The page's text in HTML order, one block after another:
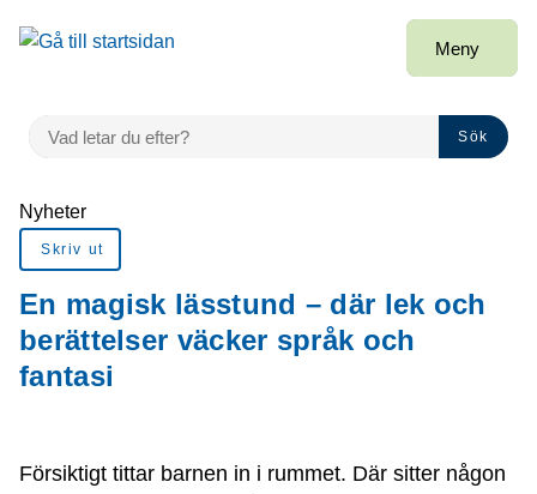
Gå till innehåll
Meny
VAD LETAR DU EFTER?
Sök
Du är här:
Nyheter
Skriv ut
En magisk lässtund – där lek och
berättelser väcker språk och
fantasi
Försiktigt tittar barnen in i rummet. Där sitter någon